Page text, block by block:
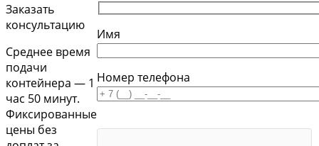
Заказать
консультацию
Среднее время
подачи
контейнера — 1
час 50 минут.
Фиксированные
цены без
Имя
Номер телефона